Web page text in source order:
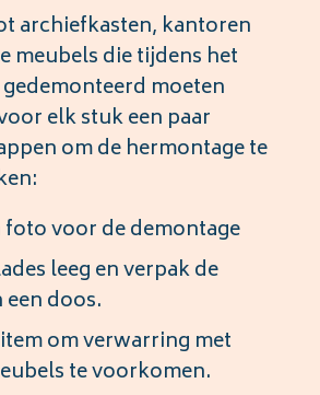
archiefkasten, kantoren
meubels die tijdens het
moeten
elk stuk een paar
om de hermontage te
foto voor de demontage
leeg en verpak de
doos.
om verwarring met
te voorkomen.